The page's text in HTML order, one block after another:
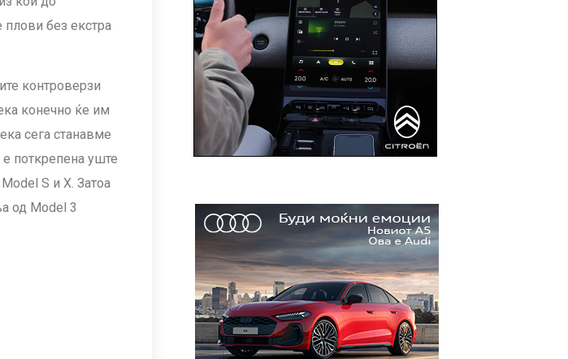
без екстра
контроверзи
конечно ќе им
сега станавме
поткрепена уште
S и X. Затоа
од Model 3